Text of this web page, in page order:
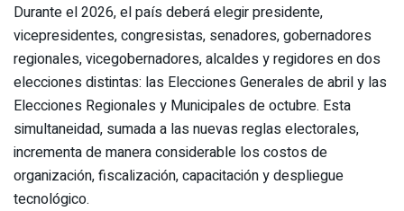
Durante el 2026, el país deberá elegir presidente,
vicepresidentes, congresistas, senadores, gobernadores
regionales, vicegobernadores, alcaldes y regidores en dos
elecciones distintas: las Elecciones Generales de abril y las
Elecciones Regionales y Municipales de octubre. Esta
simultaneidad, sumada a las nuevas reglas electorales,
incrementa de manera considerable los costos de
organización, fiscalización, capacitación y despliegue
tecnológico.